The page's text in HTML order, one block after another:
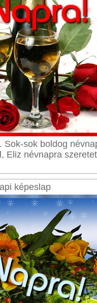
Sok-sok boldog
Eliz névnapra
képeslap